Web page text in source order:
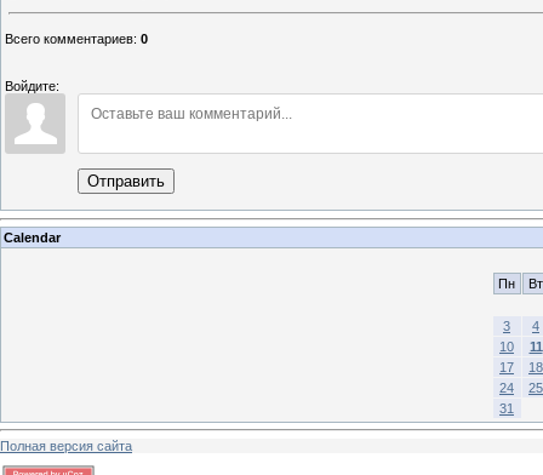
Всего комментариев: 0
Войдите:
Отправить
Calendar
Пн Вт
3
4
10
11
17
18
24
25
31
Полная версия сайта